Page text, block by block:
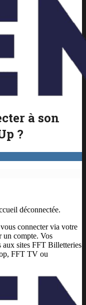
à son
?
déconnectée.
connecter via votre
un compte. Vos
aux sites FFT Billetteries
FFT TV ou